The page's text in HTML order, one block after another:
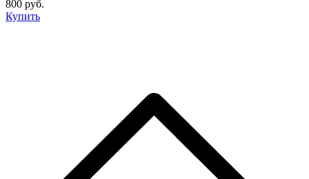
800 руб.
Купить